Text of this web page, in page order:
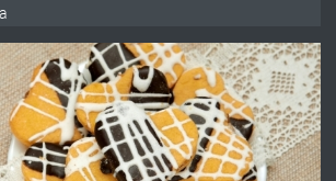
АПАРТАМЕНТ В ЦЕНТЪРА НА ГР.
ХАСКОВО
преди 4 дни
Давам гараж под наем